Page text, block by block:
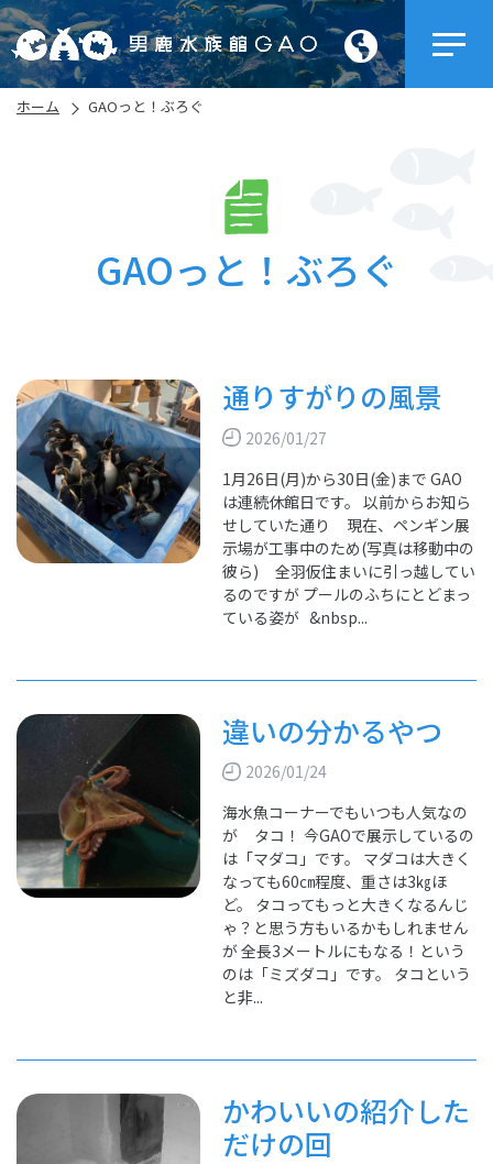
ホーム GAOっと！ぶろぐ
GAOっと！ぶろぐ
通りすがりの風景
2026/01/27
1月26日(月)から30日(金)まで GAO
は連続休館日です。 以前からお知ら
せしていた通り 現在、ペンギン展
示場が工事中のため(写真は移動中の
彼ら) 全羽仮住まいに引っ越してい
るのですが プールのふちにとどまっ
ている姿が &nbsp...
違いの分かるやつ
2026/01/24
海水魚コーナーでもいつも人気なの
が タコ！ 今GAOで展示しているの
は「マダコ」です。 マダコは大きく
なっても60㎝程度、重さは3㎏ほ
ど。 タコってもっと大きくなるんじ
ゃ？と思う方もいるかもしれません
が 全長3メートルにもなる！という
のは「ミズダコ」です。 タコという
と非...
かわいいの紹介した
だけの回